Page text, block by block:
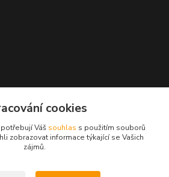
cookies
Váš souhlas s použitím souborů
zobrazovat informace týkající se Vašich
zájmů.